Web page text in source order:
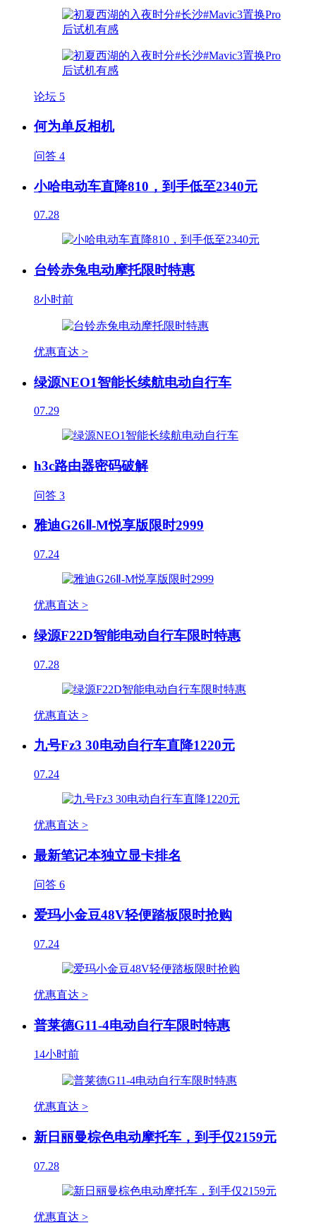
论坛 5
何为单反相机
问答 4
小哈电动车直降810，到手低至2340元
07.28
台铃赤兔电动摩托限时特惠
8小时前
优惠直达 >
绿源NEO1智能长续航电动自行车
07.29
h3c路由器密码破解
问答 3
雅迪G26Ⅱ-M悦享版限时2999
07.24
优惠直达 >
绿源F22D智能电动自行车限时特惠
07.28
优惠直达 >
九号Fz3 30电动自行车直降1220元
07.24
优惠直达 >
最新笔记本独立显卡排名
问答 6
爱玛小金豆48V轻便踏板限时抢购
07.24
优惠直达 >
普莱德G11-4电动自行车限时特惠
14小时前
优惠直达 >
新日丽曼棕色电动摩托车，到手仅2159元
07.28
优惠直达 >